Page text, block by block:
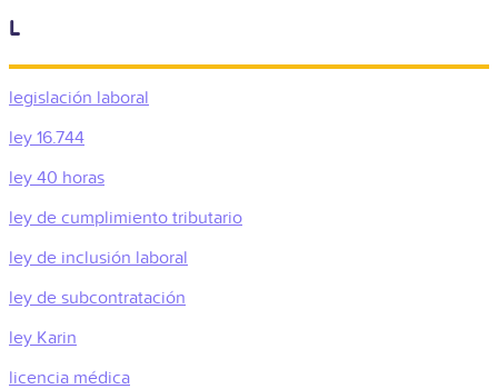
L
legislación laboral
ley 16.744
ley 40 horas
ley de cumplimiento tributario
ley de inclusión laboral
ley de subcontratación
ley Karin
licencia médica